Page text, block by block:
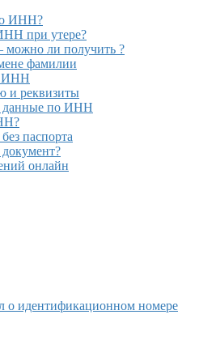
ИНН?
при утере?
ли получить ?
фамилии
ИНН
и реквизиты
данные по ИНН
паспорта
онлайн
идентификационном номере